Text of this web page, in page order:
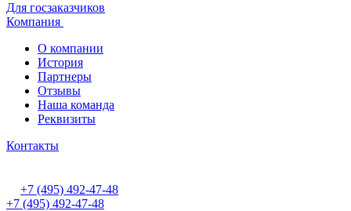
Для госзаказчиков
Компания
О компании
История
Партнеры
Отзывы
Наша команда
Реквизиты
Контакты
+7 (495) 492-47-48
+7 (495) 492-47-48